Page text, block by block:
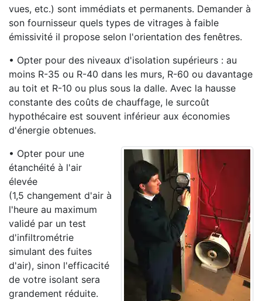
vues, etc.) sont immédiats et permanents. Demander à
son fournisseur quels types de vitrages à faible
émissivité il propose selon l'orientation des fenêtres.
• Opter pour des niveaux d'isolation supérieurs : au
moins R-35 ou R-40 dans les murs, R-60 ou davantage
au toit et R-10 ou plus sous la dalle. Avec la hausse
constante des coûts de chauffage, le surcoût
hypothécaire est souvent inférieur aux économies
d'énergie obtenues.
• Opter pour une
étanchéité à l'air
élevée
(1,5 changement d'air à
l'heure au maximum
validé par un test
d'infiltrométrie
simulant des fuites
d'air), sinon l'efficacité
de votre isolant sera
grandement réduite.